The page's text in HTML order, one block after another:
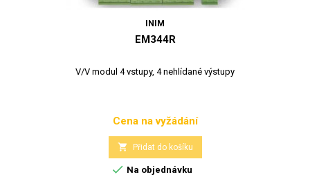
INIM
EM344R
V/V modul 4 vstupy, 4 nehlídané výstupy
Cena
Cena na vyžádání
 Přidat do košíku
 Na objednávku